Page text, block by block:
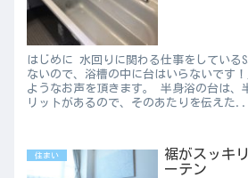
はじめに 水回りに関わる仕事をしている
ないので、浴槽の中に台はいらないです
ようなお声を頂きます。 半身浴の台は、
リットがあるので、そのあたりを伝えた
住まい
裾がスッキ
ーテン